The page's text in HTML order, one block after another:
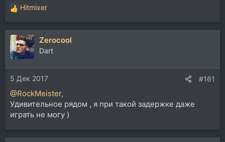
Р
е
а
к
ц
и
и
:
Hitmixer
Zerocool
Dart
5 Дек 2017 #161
@RockMeister,
Удивительное рядом , я при такой задержке даже
играть не могу )